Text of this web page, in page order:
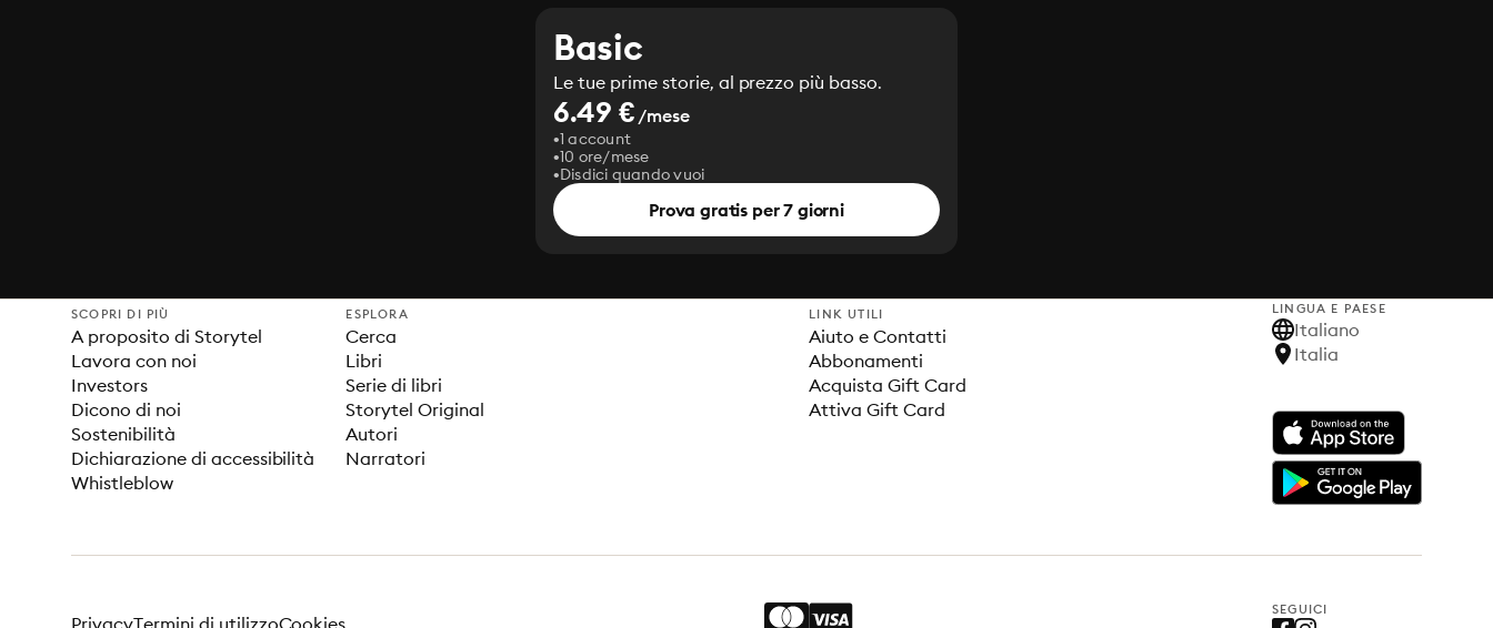
Basic
Le tue prime storie, al prezzo più basso.
6.49 €/mese
1 account
10 ore/mese
Disdici quando vuoi
Prova gratis per 7 giorni
SCOPRI DI PIÙ
A proposito di Storytel
Lavora con noi
Investors
Dicono di noi
Sostenibilità
Dichiarazione di accessibilità
Whistleblow
ESPLORA
Cerca
Libri
Serie di libri
Storytel Original
Autori
Narratori
LINK UTILI
Aiuto e Contatti
Abbonamenti
Acquista Gift Card
Attiva Gift Card
LINGUA E PAESE
Italiano
Italia
SEGUICI
PrivacyTermini di utilizzoCookies